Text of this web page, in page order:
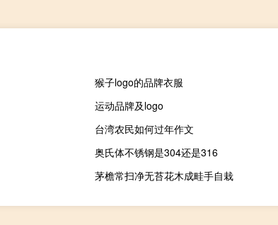
猴子logo的品牌衣服
运动品牌及logo
台湾农民如何过年作文
奥氏体不锈钢是304还是316
茅檐常扫净无苔花木成畦手自栽